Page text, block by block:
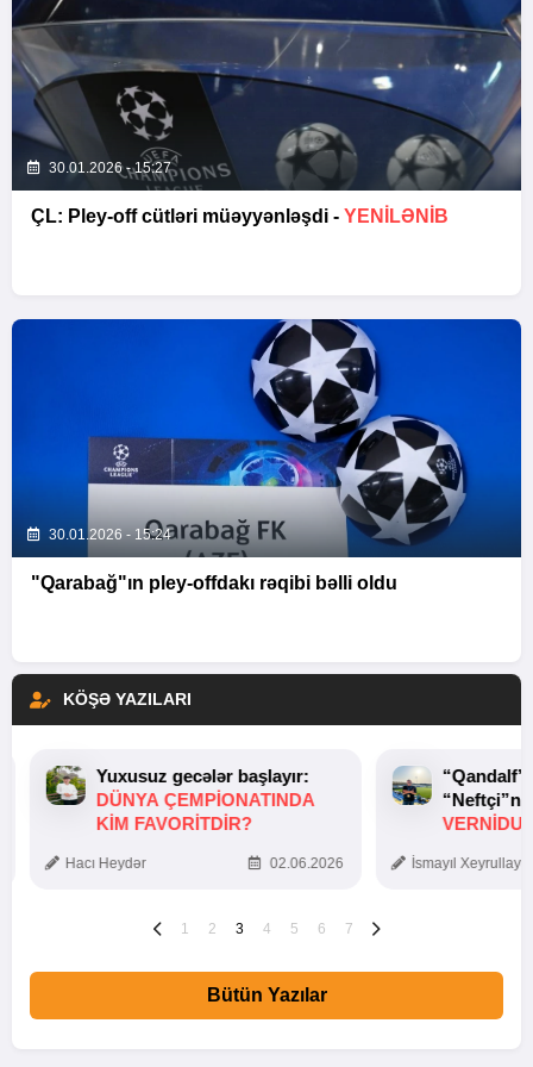
30.01.2026 - 15:27
ÇL: Pley-off cütləri müəyyənləşdi - YENİLƏNİB
30.01.2026 - 15:24
"Qarabağ"ın pley-offdakı rəqibi bəlli oldu
KÖŞƏ YAZILARI
Yuxusuz gecələr başlayır:
DÜNYA ÇEMPIONATINDA
KIM FAVORITDIR?
Hacı Heydər 02.06.2026 İsmayıl
1 2 3 4 5 6 7
Bütün Yazılar